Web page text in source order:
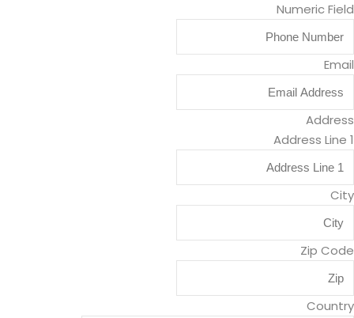
Numeric Field
Email
Address
Address Line 1
City
Zip Code
Country